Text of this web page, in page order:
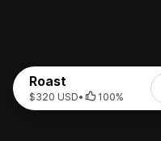
Roast
$320 USD• 100%